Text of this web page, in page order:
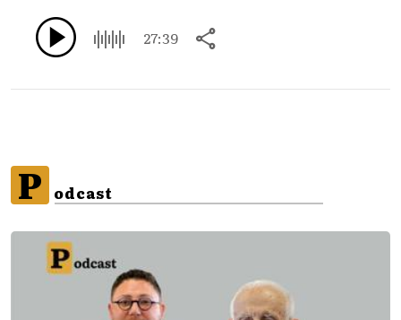
27:39
P odcast